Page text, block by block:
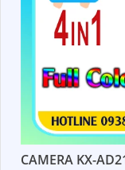
CAMERA KX-